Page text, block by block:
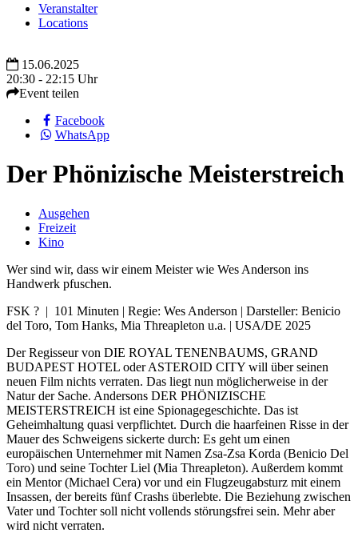
Veranstalter
Locations
15.06.2025
20:30 - 22:15 Uhr
Event teilen
Facebook
WhatsApp
Der Phönizische Meisterstreich
Ausgehen
Freizeit
Kino
Wer sind wir, dass wir einem Meister wie Wes Anderson ins
Handwerk pfuschen.
FSK ? | 101 Minuten | Regie: Wes Anderson | Darsteller: Benicio
del Toro, Tom Hanks, Mia Threapleton u.a. | USA/DE 2025
Der Regisseur von DIE ROYAL TENENBAUMS, GRAND
BUDAPEST HOTEL oder ASTEROID CITY will über seinen
neuen Film nichts verraten. Das liegt nun möglicherweise in der
Natur der Sache. Andersons DER PHÖNIZISCHE
MEISTERSTREICH ist eine Spionagegeschichte. Das ist
Geheimhaltung quasi verpflichtet. Durch die haarfeinen Risse in der
Mauer des Schweigens sickerte durch: Es geht um einen
europäischen Unternehmer mit Namen Zsa-Zsa Korda (Benicio Del
Toro) und seine Tochter Liel (Mia Threapleton). Außerdem kommt
ein Mentor (Michael Cera) vor und ein Flugzeugabsturz mit einem
Insassen, der bereits fünf Crashs überlebte. Die Beziehung zwischen
Vater und Tochter soll nicht vollends störungsfrei sein. Mehr aber
wird nicht verraten.